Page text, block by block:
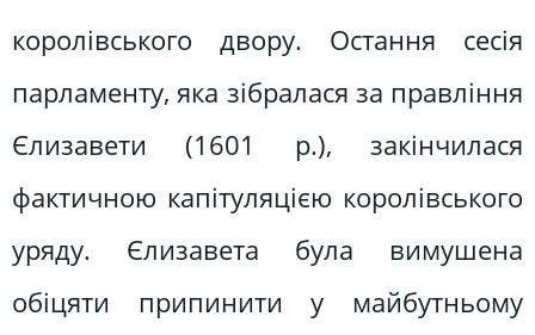
королівського двору. Остання сесія
парламенту, яка зібралася за правління
Єлизавети (1601 p.), закінчилася
фактичною капітуляцією королівського
уряду. Єлизавета була вимушена
обіцяти припинити у майбутньому